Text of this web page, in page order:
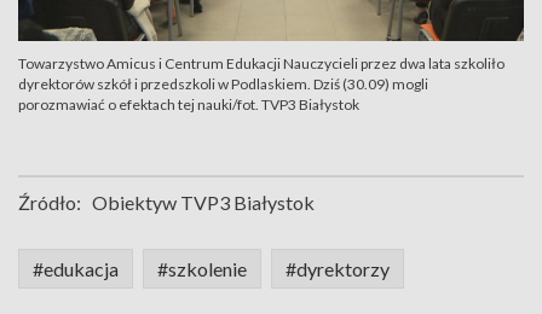
Towarzystwo Amicus i Centrum Edukacji Nauczycieli przez dwa lata szkoliło
dyrektorów szkół i przedszkoli w Podlaskiem. Dziś (30.09) mogli
porozmawiać o efektach tej nauki/fot. TVP3 Białystok
Źródło: Obiektyw TVP3 Białystok
#edukacja #szkolenie #dyrektorzy